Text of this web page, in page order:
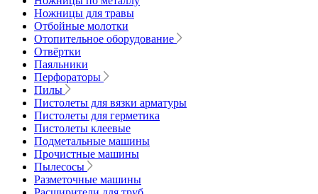
Ножницы для травы
Отбойные молотки
Отопительное оборудование
Отвёртки
Паяльники
Перфораторы
Пилы
Пистолеты для вязки арматуры
Пистолеты для герметика
Пистолеты клеевые
Подметальные машины
Прочистные машины
Пылесосы
Разметочные машины